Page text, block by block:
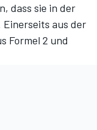
dass sie in der
Einerseits aus der
Formel 2 und